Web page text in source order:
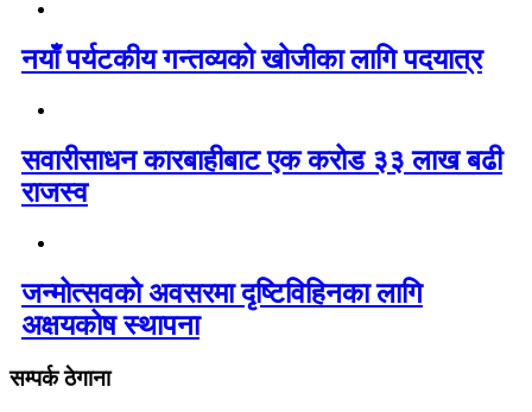
नयाँ पर्यटकीय गन्तव्यको खोजीका लागि पदयात्र
सवारीसाधन कारबाहीबाट एक करोड ३३ लाख बढी
राजस्व
जन्मोत्सवको अवसरमा दृष्टिविहिनका लागि
अक्षयकोष स्थापना
सम्पर्क ठेगाना